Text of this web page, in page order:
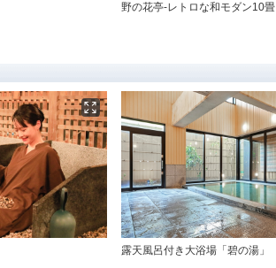
野の花亭-レトロな和モダン10畳
露天風呂付き大浴場「碧の湯」